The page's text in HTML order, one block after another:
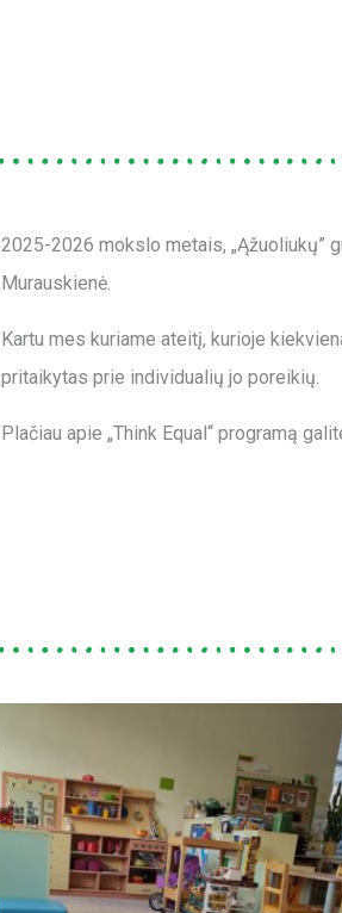
2025-2026 mokslo metais, „Ąžuoliukų”
Murauskienė.
Kartu mes kuriame ateitį, kurioje
pritaikytas prie individualių jo poreikių.
Plačiau apie „Think Equal“ programą